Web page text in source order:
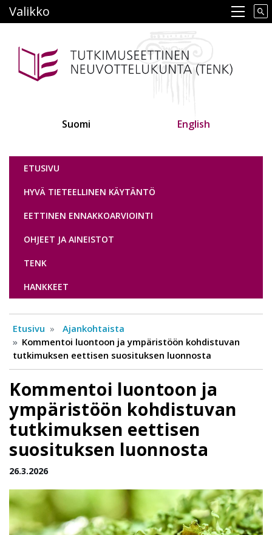
pääsisältöön
Main navigation
Valikko
Suomi English
Tutkimuseettinen neuvottelukunta
ETUSIVU
HYVÄ TIETEELLINEN KÄYTÄNTÖ
EETTINEN ENNAKKOARVIOINTI
OHJEET JA AINEISTOT
TENK
HANKKEET
Etusivu
Ajankohtaista
Kommentoi luontoon ja ympäristöön kohdistuvan
tutkimuksen eettisen suosituksen luonnosta
Kommentoi luontoon ja
ympäristöön kohdistuvan
tutkimuksen eettisen
suosituksen luonnosta
26.3.2026